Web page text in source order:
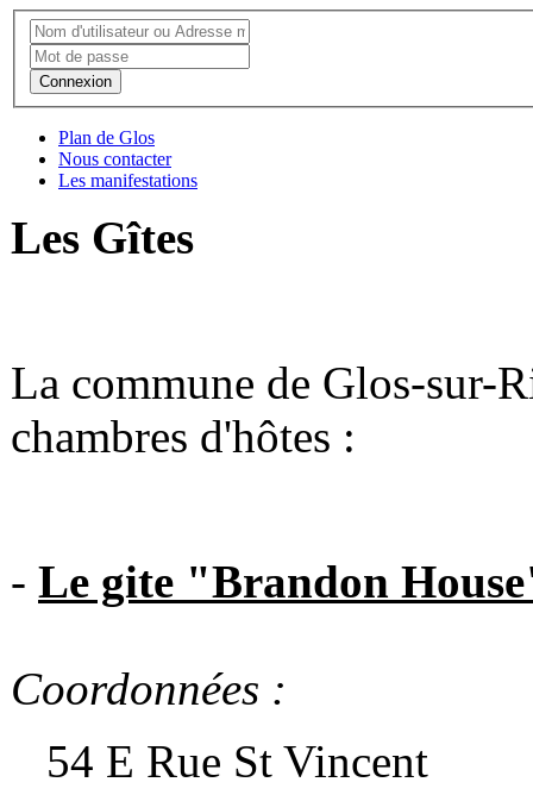
Connexion
Plan de Glos
Nous contacter
Les manifestations
Les Gîtes
La commune de Glos-sur-
chambres d'hôtes :
- Le gite "Brandon
Coordonnées :
54 E Rue St Vincent